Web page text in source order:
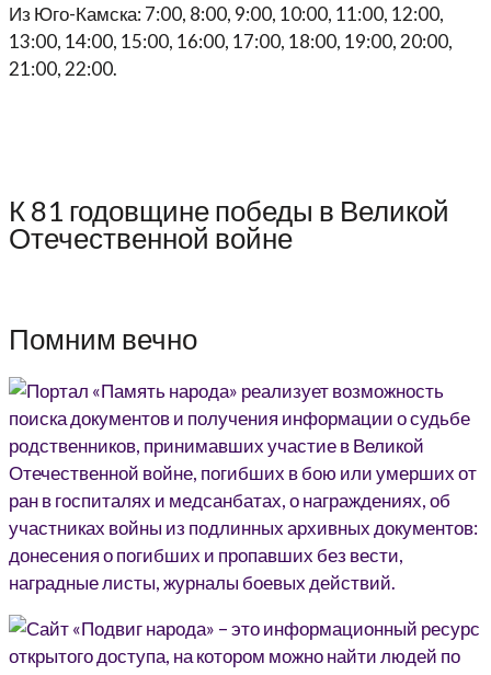
Из Юго-Камска: 7:00, 8:00, 9:00, 10:00, 11:00, 12:00,
13:00, 14:00, 15:00, 16:00, 17:00, 18:00, 19:00, 20:00,
21:00, 22:00.
К 81 годовщине победы в Великой
Отечественной войне
Помним вечно